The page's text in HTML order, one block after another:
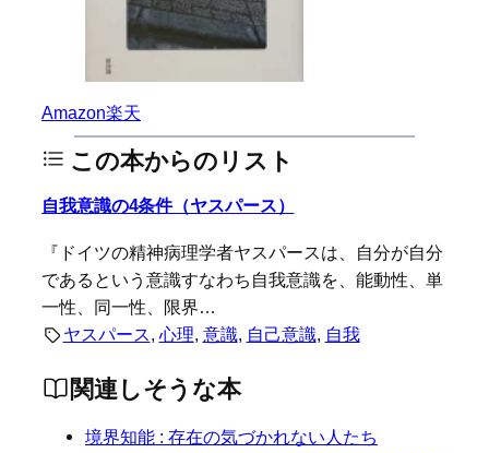
Amazon楽天
この本からのリスト
自我意識の4条件（ヤスパース）
『ドイツの精神病理学者ヤスパースは、自分が自分
であるという意識すなわち自我意識を、能動性、単
一性、同一性、限界…
ヤスパース, 心理, 意識, 自己意識, 自我
関連しそうな本
境界知能 : 存在の気づかれない人たち